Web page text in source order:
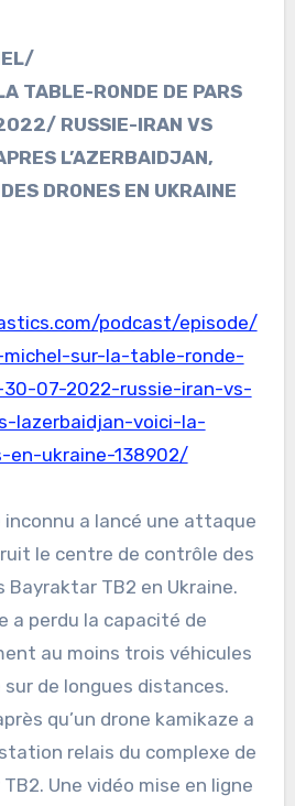
TABLE-RONDE DE PARS
RUSSIE-IRAN VS
L’AZERBAIDJAN,
DRONES EN UKRAINE
podcast/episode/
sur-la-table-ronde-
07-2022-russie-iran-vs-
lazerbaidjan-voici-la-
en-ukraine-138902/
inconnu a lancé une attaque
le centre de contrôle des
Bayraktar TB2 en Ukraine.
a perdu la capacité de
au moins trois véhicules
de longues distances.
qu’un drone kamikaze a
relais du complexe de
Une vidéo mise en ligne